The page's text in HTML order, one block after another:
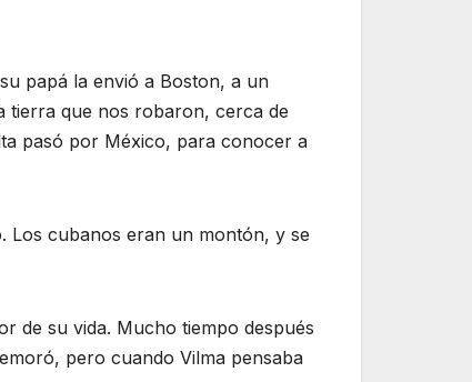
papá la envió a Boston, a un
tierra que nos robaron, cerca de
pasó por México, para conocer a
Los cubanos eran un montón, y se
de su vida. Mucho tiempo después
pero cuando Vilma pensaba